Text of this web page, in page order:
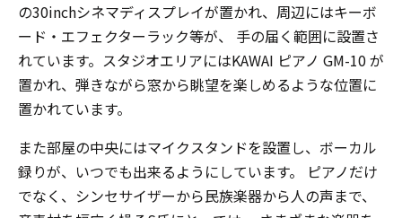
の30inchシネマディスプレイが置かれ、周辺にはキーボ
ード・エフェクターラック等が、 手の届く範囲に設置さ
れています。スタジオエリアにはKAWAI ピアノ GM-10 が
置かれ、弾きながら窓から眺望を楽しめるような位置に
置かれています。
また部屋の中央にはマイクスタンドを設置し、ボーカル
録りが、いつでも出来るようにしています。 ピアノだけ
でなく、シンセサイザーから民族楽器から人の声まで、